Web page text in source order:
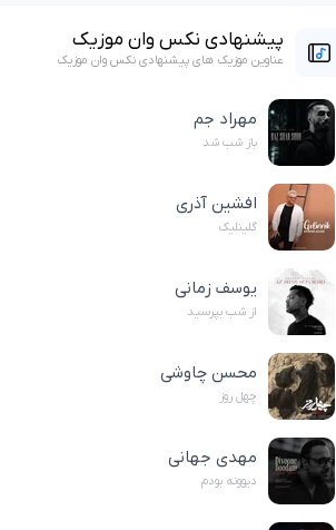
پیشنهادی نکس وان موزیک
عناوین موزیک های پیشنهادی نکس وان موزیک
مهراد جم
باز شب شد
افشین آذری
گلینلیک
یوسف زمانی
از شب بپرسید
محسن چاوشی
چهل روز
مهدی جهانی
دیوونه بودم